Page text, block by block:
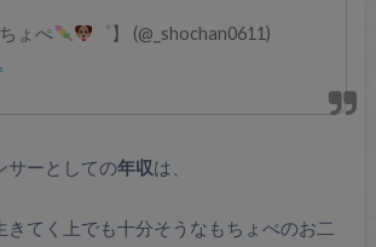
ょぺ
゜】 (@_shochan0611)
サーとしての年収は、
きてく上でも十分そうなもちょぺのお二